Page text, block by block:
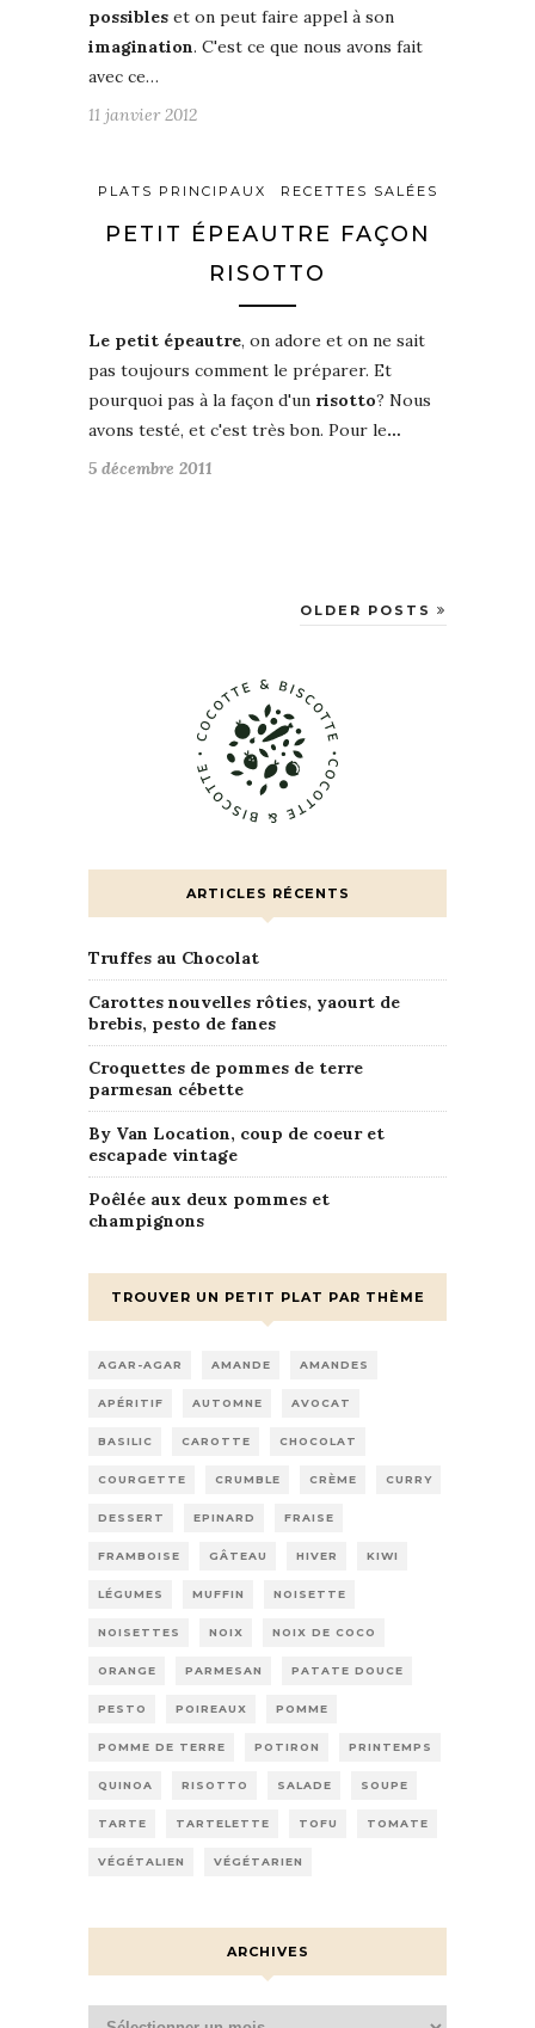
possibles et on peut faire appel à son
imagination. C'est ce que nous avons fait
avec ce…
11 janvier 2012
PLATS PRINCIPAUX RECETTES SALÉES
PETIT ÉPEAUTRE FAÇON
RISOTTO
Le petit épeautre, on adore et on ne sait
pas toujours comment le préparer. Et
pourquoi pas à la façon d'un risotto? Nous
avons testé, et c'est très bon. Pour le…
5 décembre 2011
OLDER POSTS
ARTICLES RÉCENTS
Truffes au Chocolat
Carottes nouvelles rôties, yaourt de
brebis, pesto de fanes
Croquettes de pommes de terre
parmesan cébette
By Van Location, coup de coeur et
escapade vintage
Poêlée aux deux pommes et
champignons
TROUVER UN PETIT PLAT PAR THÈME
AGAR-AGAR AMANDE AMANDES
APÉRITIF AUTOMNE AVOCAT
BASILIC CAROTTE CHOCOLAT
COURGETTE CRUMBLE CRÈME CURRY
DESSERT EPINARD FRAISE
FRAMBOISE GÂTEAU HIVER KIWI
LÉGUMES MUFFIN NOISETTE
NOISETTES NOIX NOIX DE COCO
ORANGE PARMESAN PATATE DOUCE
PESTO POIREAUX POMME
POMME DE TERRE POTIRON PRINTEMPS
QUINOA RISOTTO SALADE SOUPE
TARTE TARTELETTE TOFU TOMATE
VÉGÉTALIEN VÉGÉTARIEN
ARCHIVES
Archives